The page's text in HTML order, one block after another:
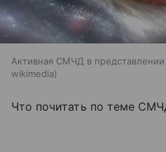
Активная СМЧД в
wikimedia
Что почитать по теме